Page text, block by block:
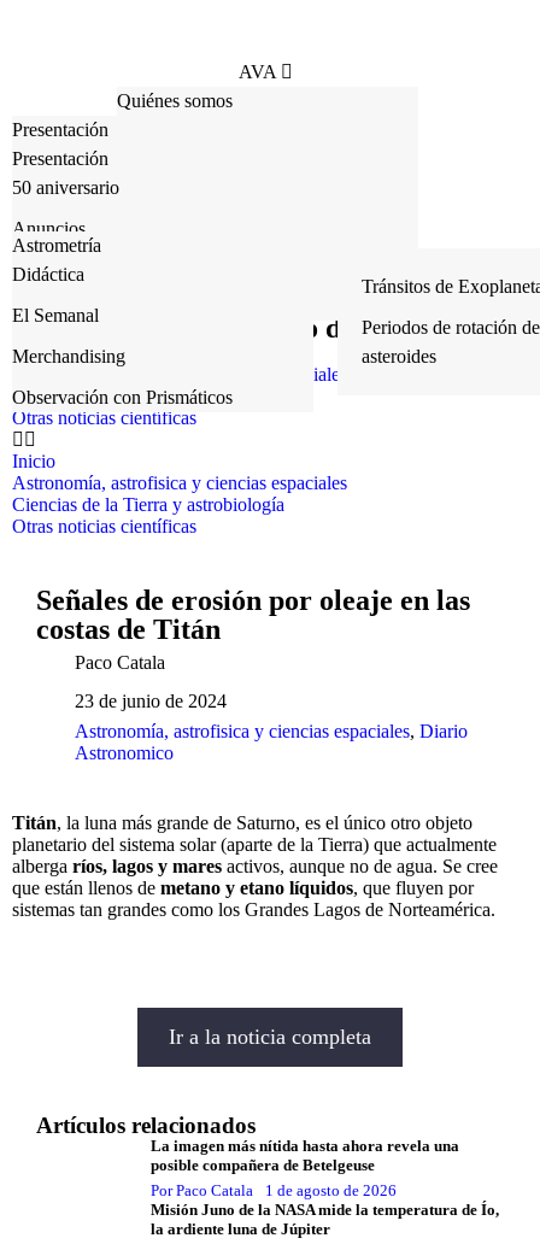
AVA
Quiénes somos
Suscríbete
Escuela
Presentación
Consejo Docente
Crónicas de Actividades
Presentación
Instrumentación
Allsky
Global Meteor Network Cam
50 aniversario
Anuncios
Actividades para socios
Actividades públicas
Crónicas
Charlas anteriores
Astrometría
Fotometría
Tránsitos de
Periodos de rotación de
asteroides
Trabajos anteriores
Didáctica
El Semanal
Merchandising
Observación con Prismáticos
El Semanal Astronómico de la AVA
Inicio
Astronomía, astrofisica y ciencias espaciales
Ciencias de la Tierra y astrobiología
Otras noticias científicas
Inicio
Astronomía, astrofisica y ciencias espaciales
Ciencias de la Tierra y astrobiología
Otras noticias científicas
Señales de erosión por oleaje en las
costas de Titán
Paco Catala
23 de junio de 2024
Astronomía, astrofisica y ciencias espaciales, Diario
Astronomico
Titán, la luna más grande de Saturno, es el único otro objeto
planetario del sistema solar (aparte de la Tierra) que actualmente
alberga ríos, lagos y mares activos, aunque no de agua. Se cree
que están llenos de metano y etano líquidos, que fluyen por
sistemas tan grandes como los Grandes Lagos de Norteamérica.
Ir a la noticia completa
Artículos relacionados
La imagen más nítida hasta ahora revela una
posible compañera de Betelgeuse
PorPaco Catala
1 de agosto de 2026
Misión Juno de la NASA mide la temperatura de Ío,
la ardiente luna de Júpiter